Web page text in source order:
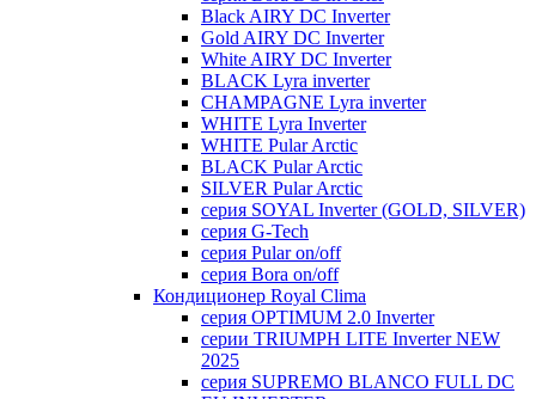
Black AIRY DC Inverter
Gold AIRY DC Inverter
White AIRY DC Inverter
BLACK Lyra inverter
CHAMPAGNE Lyra inverter
WHITE Lyra Inverter
WHITE Pular Arctic
BLACK Pular Arctic
SILVER Pular Arctic
серия SOYAL Inverter (GOLD, SILVER)
серия G-Tech
серия Pular on/off
серия Bora on/off
Кондиционер Royal Clima
серия OPTIMUM 2.0 Inverter
серии TRIUMPH LITE Inverter NEW
2025
серия SUPREMO BLANCO FULL DC